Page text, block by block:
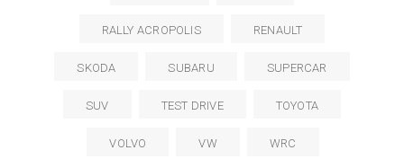
RALLY ACROPOLIS RENAULT
SKODA SUBARU SUPERCAR
SUV TEST DRIVE TOYOTA
VOLVO VW WRC